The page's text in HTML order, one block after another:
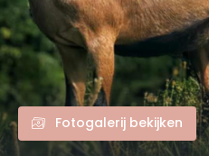
Fotogalerij bekijken